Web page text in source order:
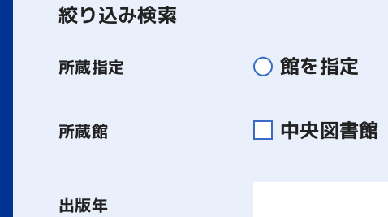
絞り込み検索
所蔵指定 館を指定
所蔵館 中央図書館
出版年